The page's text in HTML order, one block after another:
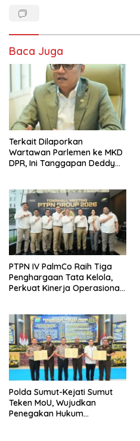
Baca Juga
Terkait Dilaporkan
Wartawan Parlemen ke MKD
DPR, Ini Tanggapan Deddy
PTPN IV PalmCo Raih Tiga
Penghargaan Tata Kelola,
Perkuat Kinerja Operasional
Polda Sumut-Kejati Sumut
Teken MoU, Wujudkan
Penegakan Hukum